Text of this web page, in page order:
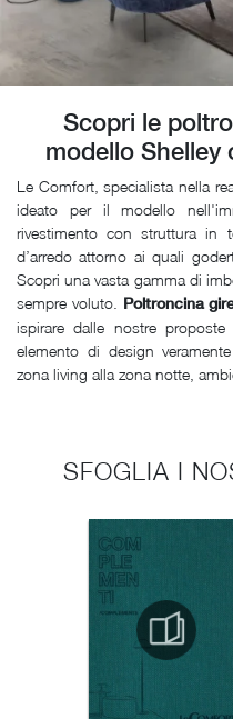
Scopri le
modello Shelley
Le Comfort, specialista nella
ideato per il modello
rivestimento con struttura in
d’arredo attorno ai quali
Scopri una vasta gamma di
sempre voluto.
Poltroncina
ispirare dalle nostre
elemento di design
zona living alla zona notte,
SFOGLIA I